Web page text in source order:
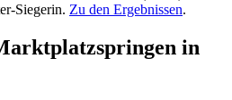
Siegerin. Zu den Ergebnissen.
in